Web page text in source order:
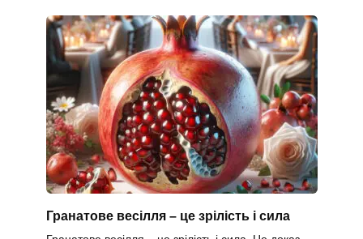
Гранатове весілля – це зрілість і сила